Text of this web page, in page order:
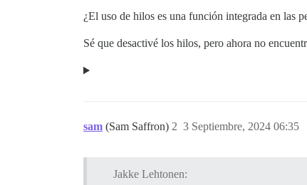
¿El uso de hilos es una función integrada en las
Sé que desactivé los hilos, pero ahora no
sam (Sam Saffron) 3 Septiembre, 2024 06:35
2
Jakke Lehtonen: